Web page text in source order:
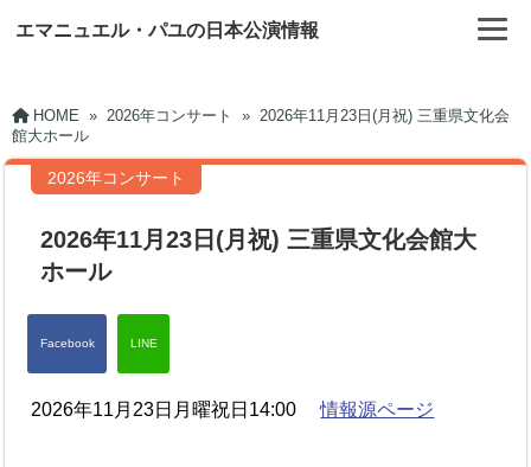
エマニュエル・パユの日本公演情報
HOME » 2026年コンサート » 2026年11月23日(月祝) 三重県文化会
館大ホール
2026年コンサート
2026年11月23日(月祝) 三重県文化会館大
ホール
2026年11月23日月曜祝日14:00情報源ページ